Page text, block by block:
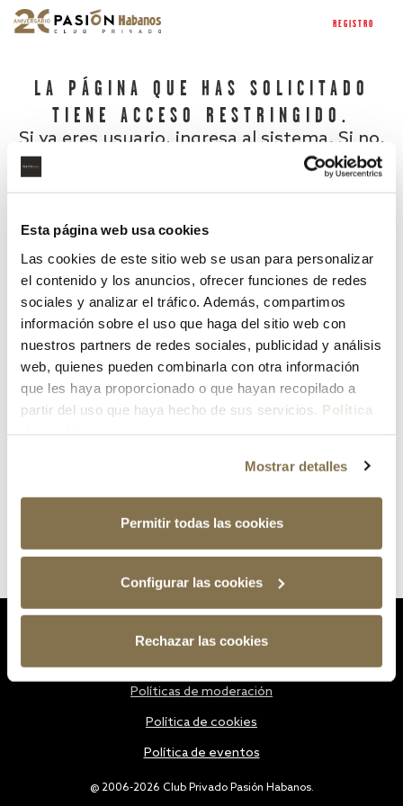
Esta página web usa cookies
Las cookies de este sitio web se usan para personalizar
el contenido y los anuncios, ofrecer funciones de redes
sociales y analizar el tráfico. Además, compartimos
información sobre el uso que haga del sitio web con
nuestros partners de redes sociales, publicidad y análisis
web, quienes pueden combinarla con otra información
que les haya proporcionado o que hayan recopilado a
partir del uso que haya hecho de sus servicios. Política
Mostrar detalles
Permitir todas las cookies
Configurar las cookies
Rechazar las cookies
REGISTRO
LA PÁGINA QUE HAS SOLICITADO
TIENE ACCESO RESTRINGIDO.
Si ya eres usuario, ingresa al sistema. Si no,
¿Has olvidado tu contraseña?
@ 2006-2026 Club Privado Pasión Habanos.
Políticas de moderación
Política de cookies
Política de eventos